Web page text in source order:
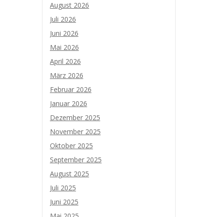
August 2026
Juli 2026
Juni 2026
Mai 2026
April 2026
März 2026
Februar 2026
Januar 2026
Dezember 2025
November 2025
Oktober 2025
September 2025
August 2025
Juli 2025
Juni 2025